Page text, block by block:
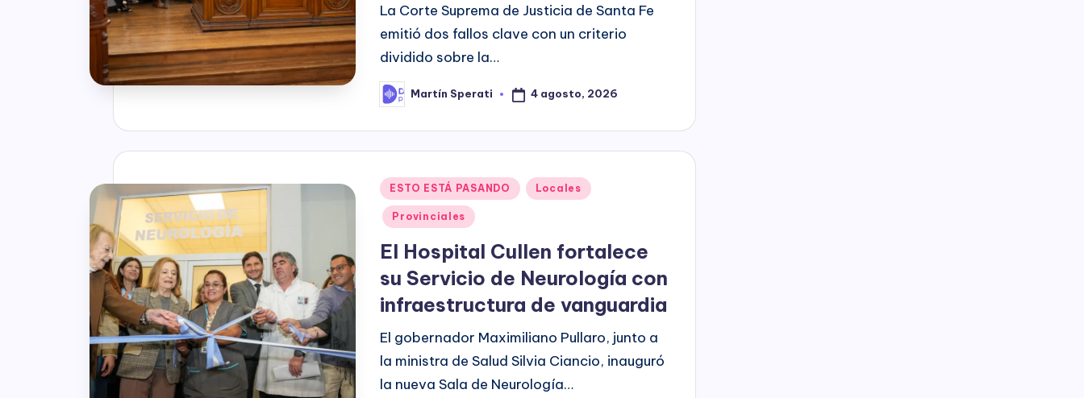
La Corte Suprema de Justicia de Santa Fe
emitió dos fallos clave con un criterio
dividido sobre la…
Posted
by
Martín Sperati 4 agosto, 2026
Posted
in
ESTO ESTÁ PASANDO Locales
Provinciales
El Hospital Cullen fortalece
su Servicio de Neurología con
infraestructura de vanguardia
El gobernador Maximiliano Pullaro, junto a
la ministra de Salud Silvia Ciancio, inauguró
la nueva Sala de Neurología…